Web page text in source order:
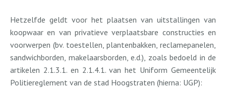
Hetzelfde geldt voor het plaatsen van uitstallingen van
koopwaar en van privatieve verplaatsbare constructies en
voorwerpen (bv. toestellen, plantenbakken, reclamepanelen,
sandwichborden, makelaarsborden, e.d.), zoals bedoeld in de
artikelen 2.1.3.1. en 2.1.4.1. van het Uniform Gemeentelijk
Politiereglement van de stad Hoogstraten (hierna: UGP):